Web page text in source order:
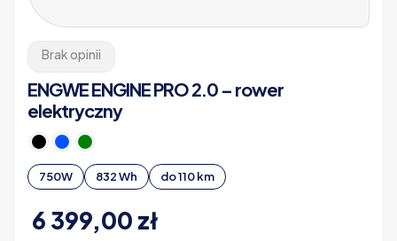
Brak opinii
ENGWE ENGINE PRO 2.0 – rower
elektryczny
750W 832 Wh do 110 km
6 399,00 zł